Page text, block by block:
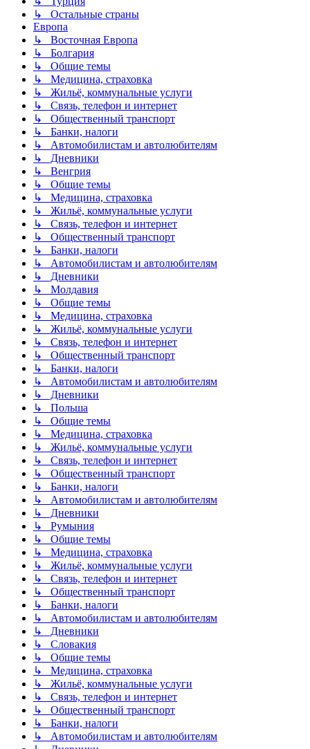
↳ Остальные страны
Европа
↳ Восточная Европа
↳ Болгария
↳ Общие темы
↳ Медицина, страховка
↳ Жильё, коммунальные услуги
↳ Связь, телефон и интернет
↳ Общественный транспорт
↳ Банки, налоги
↳ Автомобилистам и автолюбителям
↳ Дневники
↳ Венгрия
↳ Общие темы
↳ Медицина, страховка
↳ Жильё, коммунальные услуги
↳ Связь, телефон и интернет
↳ Общественный транспорт
↳ Банки, налоги
↳ Автомобилистам и автолюбителям
↳ Дневники
↳ Молдавия
↳ Общие темы
↳ Медицина, страховка
↳ Жильё, коммунальные услуги
↳ Связь, телефон и интернет
↳ Общественный транспорт
↳ Банки, налоги
↳ Автомобилистам и автолюбителям
↳ Дневники
↳ Польша
↳ Общие темы
↳ Медицина, страховка
↳ Жильё, коммунальные услуги
↳ Связь, телефон и интернет
↳ Общественный транспорт
↳ Банки, налоги
↳ Автомобилистам и автолюбителям
↳ Дневники
↳ Румыния
↳ Общие темы
↳ Медицина, страховка
↳ Жильё, коммунальные услуги
↳ Связь, телефон и интернет
↳ Общественный транспорт
↳ Банки, налоги
↳ Автомобилистам и автолюбителям
↳ Дневники
↳ Словакия
↳ Общие темы
↳ Медицина, страховка
↳ Жильё, коммунальные услуги
↳ Связь, телефон и интернет
↳ Общественный транспорт
↳ Банки, налоги
↳ Автомобилистам и автолюбителям